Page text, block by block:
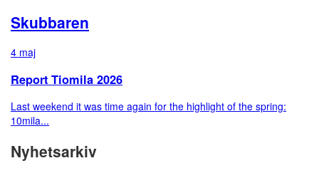
Skubbaren
4 maj
Report Tiomila 2026
Last weekend it was time again for the highlight of the spring:
10mila...
Nyhetsarkiv